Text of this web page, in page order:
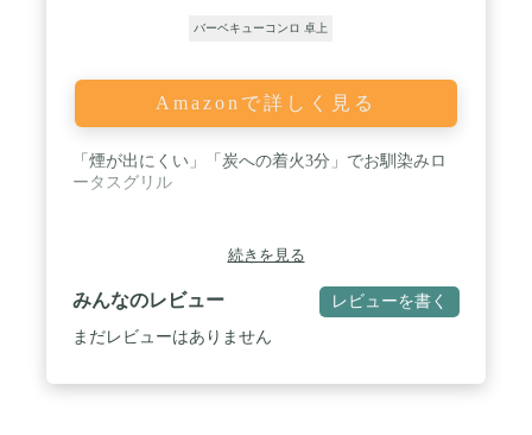
バーベキューコンロ 卓上
Amazonで詳しく見る
「煙が出にくい」「炭への着火3分」でお馴染みロ
ータスグリル
続きを見る
みんなのレビュー レビューを書く
まだレビューはありません